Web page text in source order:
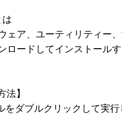
、ユーティリティー、
ドしてインストールす
】
ダブルクリックして実行